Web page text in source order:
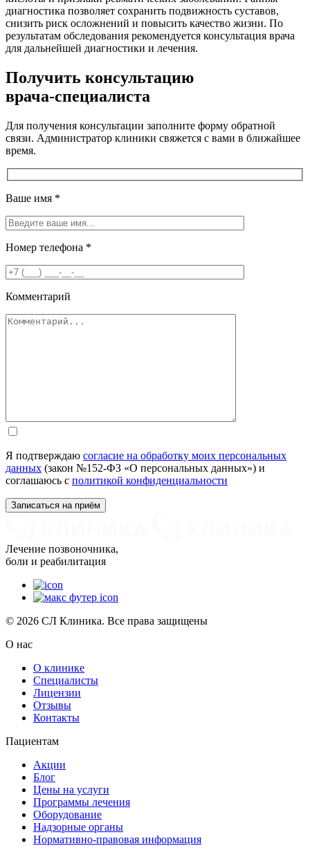
диагностика позволяет сохранить подвижность суставов,
снизить риск осложнений и повысить качество жизни. По
результатам обследования рекомендуется консультация врача
для дальнейшей диагностики и лечения.
Получить консультацию
врача-специалиста
Для получения консультации заполните форму обратной
связи. Администратор клиники свяжется с вами в ближайшее
время.
Ваше имя *
Номер телефона *
Комментарий
Я подтверждаю согласие на обработку моих персональных
данных (закон №152-ФЗ «О персональных данных») и
соглашаюсь с политикой конфиденциальности
Лечение позвоночника,
боли и реабилитация
© 2026 СЛ Клиника. Все права защищены
О нас
О клинике
Специалисты
Лицензии
Отзывы
Контакты
Пациентам
Акции
Блог
Цены на услуги
Программы лечения
Оборудование
Надзорные органы
Нормативно-правовая информация